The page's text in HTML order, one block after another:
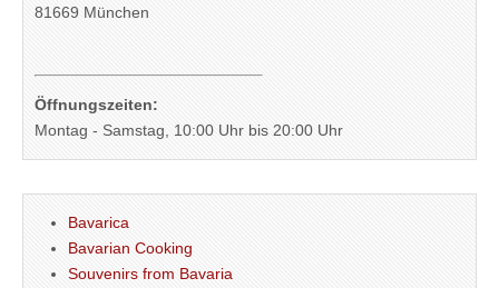
81669 München
Öffnungszeiten:
Montag - Samstag, 10:00 Uhr bis 20:00 Uhr
Bavarica
Bavarian Cooking
Souvenirs from Bavaria